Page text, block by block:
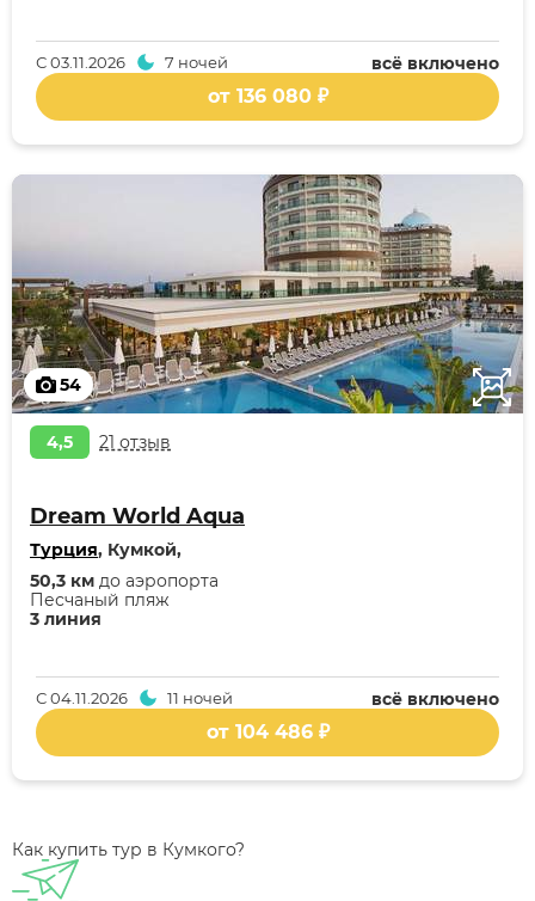
всё включено
С03.11.2026 7 ночей
от 136 080 ₽
54
4,5 21 отзыв
Dream World Aqua
Турция, Кумкой,
3 линия
Песчаный пляж
50,3 км до аэропорта
всё включено
С04.11.2026 11 ночей
от 104 486 ₽
Как купить тур в Кумкого?